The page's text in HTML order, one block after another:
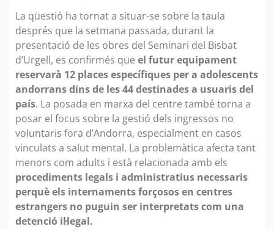
La qüestió ha tornat a situar-se sobre la taula
després que la setmana passada, durant la
presentació de les obres del Seminari del Bisbat
d’Urgell, es confirmés que el futur equipament
reservarà 12 places específiques per a adolescents
andorrans dins de les 44 destinades a usuaris del
país. La posada en marxa del centre també torna a
posar el focus sobre la gestió dels ingressos no
voluntaris fora d’Andorra, especialment en casos
vinculats a salut mental. La problemàtica afecta tant
menors com adults i està relacionada amb els
procediments legals i administratius necessaris
perquè els internaments forçosos en centres
estrangers no puguin ser interpretats com una
detenció il·legal.